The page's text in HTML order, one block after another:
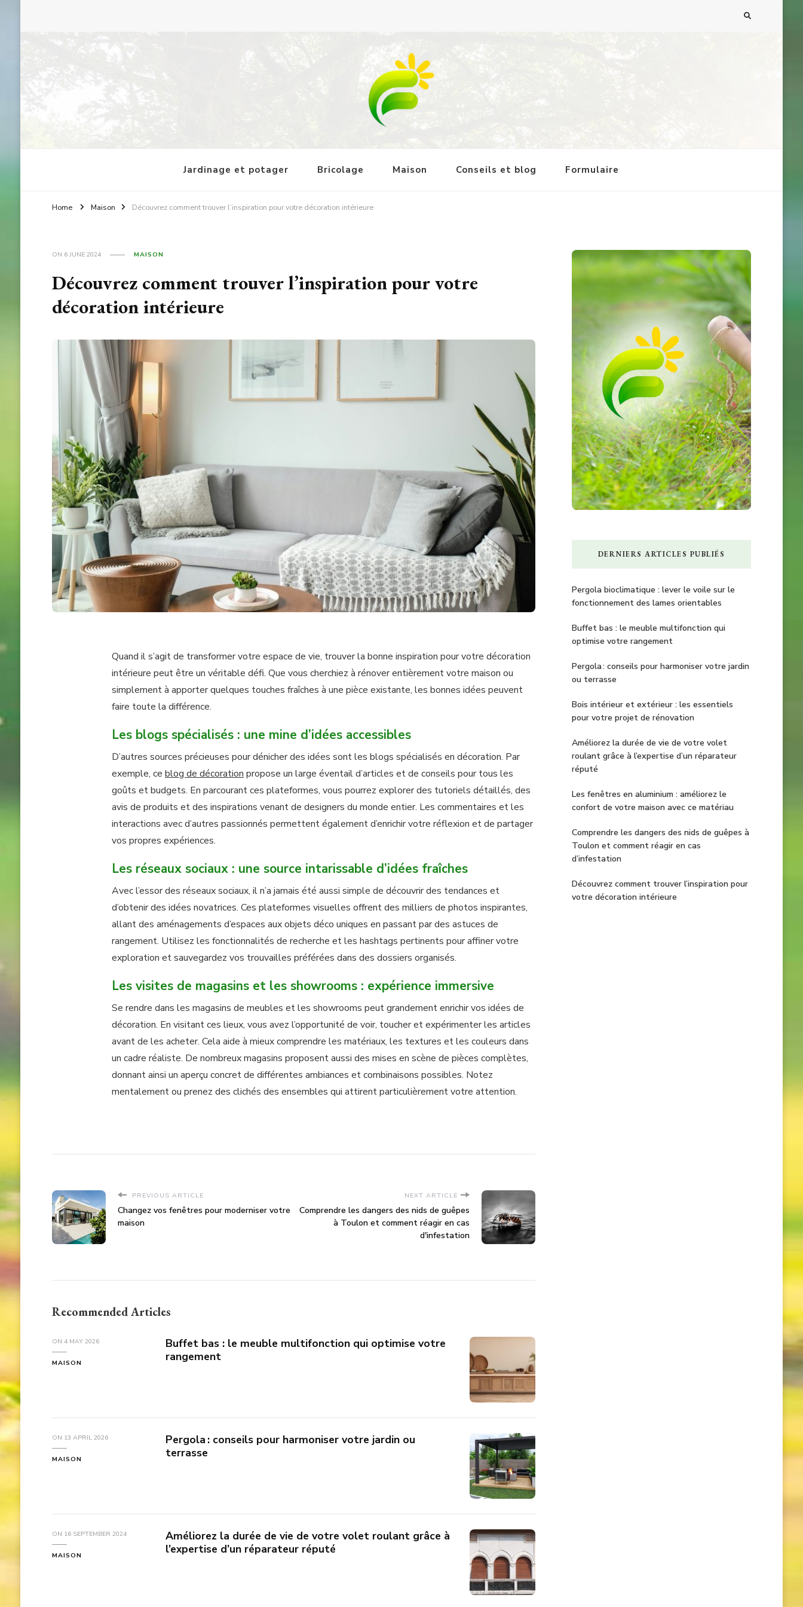
Jardinage et potager Bricolage Maison Conseils et blog Formulaire
Home Maison Découvrez comment trouver l’inspiration pour votre décoration intérieure
ON 6 JUNE 2024 MAISON
Découvrez comment trouver l’inspiration pour votre
décoration intérieure
Quand il s’agit de transformer votre espace de vie, trouver la bonne inspiration pour votre décoration
intérieure peut être un véritable défi. Que vous cherchiez à rénover entièrement votre maison ou
simplement à apporter quelques touches fraîches à une pièce existante, les bonnes idées peuvent
faire toute la différence.
Les blogs spécialisés : une mine d’idées accessibles
D’autres sources précieuses pour dénicher des idées sont les blogs spécialisés en décoration. Par
exemple, ce blog de décoration propose un large éventail d’articles et de conseils pour tous les
goûts et budgets. En parcourant ces plateformes, vous pourrez explorer des tutoriels détaillés, des
avis de produits et des inspirations venant de designers du monde entier. Les commentaires et les
interactions avec d’autres passionnés permettent également d’enrichir votre réflexion et de partager
vos propres expériences.
Les réseaux sociaux : une source intarissable d’idées fraîches
Avec l’essor des réseaux sociaux, il n’a jamais été aussi simple de découvrir des tendances et
d’obtenir des idées novatrices. Ces plateformes visuelles offrent des milliers de photos inspirantes,
allant des aménagements d’espaces aux objets déco uniques en passant par des astuces de
rangement. Utilisez les fonctionnalités de recherche et les hashtags pertinents pour affiner votre
exploration et sauvegardez vos trouvailles préférées dans des dossiers organisés.
Les visites de magasins et les showrooms : expérience immersive
Se rendre dans les magasins de meubles et les showrooms peut grandement enrichir vos idées de
décoration. En visitant ces lieux, vous avez l’opportunité de voir, toucher et expérimenter les articles
avant de les acheter. Cela aide à mieux comprendre les matériaux, les textures et les couleurs dans
un cadre réaliste. De nombreux magasins proposent aussi des mises en scène de pièces complètes,
donnant ainsi un aperçu concret de différentes ambiances et combinaisons possibles. Notez
mentalement ou prenez des clichés des ensembles qui attirent particulièrement votre attention.
PREVIOUS ARTICLE
Changez vos fenêtres pour moderniser votre
maison
NEXT ARTICLE
Comprendre les dangers des nids de guêpes
à Toulon et comment réagir en cas
d'infestation
Recommended Articles
ON 4 MAY 2026
MAISON
Buffet bas : le meuble multifonction qui optimise votre
rangement
ON 13 APRIL 2026
MAISON
Pergola : conseils pour harmoniser votre jardin ou
terrasse
ON 16 SEPTEMBER 2024
MAISON
Améliorez la durée de vie de votre volet roulant grâce à
l’expertise d’un réparateur réputé
DERNIERS ARTICLES PUBLIÉS
Pergola bioclimatique : lever le voile sur le
fonctionnement des lames orientables
Buffet bas : le meuble multifonction qui
optimise votre rangement
Pergola : conseils pour harmoniser votre jardin
ou terrasse
Bois intérieur et extérieur : les essentiels
pour votre projet de rénovation
Améliorez la durée de vie de votre volet
roulant grâce à l’expertise d’un réparateur
réputé
Les fenêtres en aluminium : améliorez le
confort de votre maison avec ce matériau
Comprendre les dangers des nids de guêpes à
Toulon et comment réagir en cas
d’infestation
Découvrez comment trouver l’inspiration pour
votre décoration intérieure